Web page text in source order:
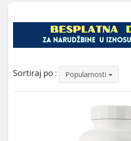
Sortiraj po : Popularnosti